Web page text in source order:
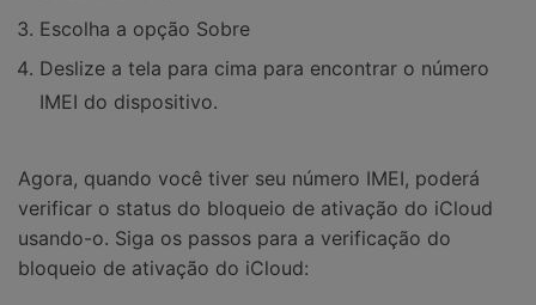
Escolha a opção Sobre
Deslize a tela para cima para encontrar o número
IMEI do dispositivo.
Agora, quando você tiver seu número IMEI, poderá
verificar o status do bloqueio de ativação do iCloud
usando-o. Siga os passos para a verificação do
bloqueio de ativação do iCloud: